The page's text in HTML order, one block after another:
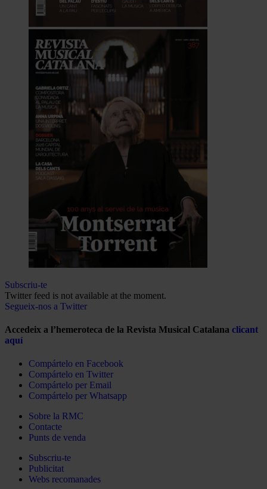
Subscriu-te
Twitter feed is not available at the moment.
Segueix-nos a Twitter
Accedeix a l’hemeroteca de la Revista Musical Catalana clicant
aquí
Compártelo en Facebook
Compártelo en Twitter
Compártelo per Email
Compártelo per Whatsapp
Sobre la RMC
Contacte
Punts de venda
Subscriu-te
Publicitat
Webs recomanades